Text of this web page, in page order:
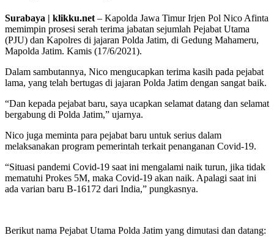
Surabaya | klikku.net – Kapolda Jawa Timur Irjen Pol Nico Afinta
memimpin prosesi serah terima jabatan sejumlah Pejabat Utama
(PJU) dan Kapolres di jajaran Polda Jatim, di Gedung Mahameru,
Mapolda Jatim. Kamis (17/6/2021).
Dalam sambutannya, Nico mengucapkan terima kasih pada pejabat
lama, yang telah bertugas di jajaran Polda Jatim dengan sangat baik.
“Dan kepada pejabat baru, saya ucapkan selamat datang dan selamat
bergabung di Polda Jatim,” ujarnya.
Nico juga meminta para pejabat baru untuk serius dalam
melaksanakan program pemerintah terkait penanganan Covid-19.
“Situasi pandemi Covid-19 saat ini mengalami naik turun, jika tidak
mematuhi Prokes 5M, maka Covid-19 akan naik. Apalagi saat ini
ada varian baru B-16172 dari India,” pungkasnya.
Berikut nama Pejabat Utama Polda Jatim yang dimutasi dan datang: